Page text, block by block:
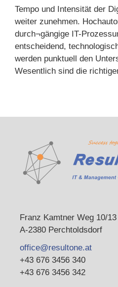
Tempo und Intensität der
weiter zunehmen.
durch¬gängige IT-
entscheidend,
werden punktuell den
Wesentlich sind die
Franz Kamtner Weg 10/13
A-2380 Perchtoldsdorf
office@resultone.at
+43 676 3456 340
+43 676 3456 342